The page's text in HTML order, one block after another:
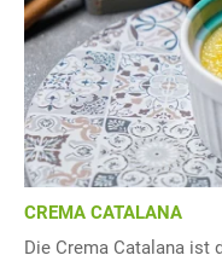
CREMA CATALANA
Die Crema Catalana ist